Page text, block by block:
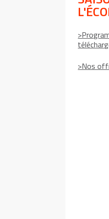
>Nos